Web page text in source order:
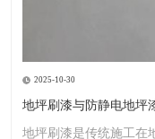
2025-10-30
地坪刷漆与防静电地坪
地坪刷漆是传统施工在